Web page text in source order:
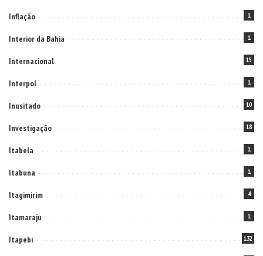
Inflação 1
Interior da Bahia 1
Internacional 15
Interpol 1
Inusitado 10
Investigação 18
Itabela 1
Itabuna 1
Itagimirim 4
Itamaraju 1
Itapebi 132